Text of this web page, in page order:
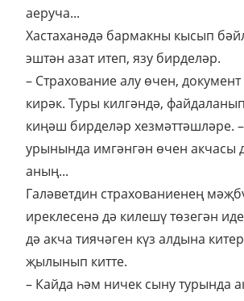
аеруча...
Хастаханәдә бармакны кысып
эштән азат итеп, язу бирделәр.
– Страхование алу өчен,
кирәк. Туры килгәндә,
киңәш бирделәр хезмәттәшләре.
урынында имгәнгән өчен акчасы
аның...
Галәветдин страхованиенең
иреклесенә дә килешү төзегән
дә акча тиячәген күз алдына
җылынып китте.
– Кайда һәм ничек сыну турында